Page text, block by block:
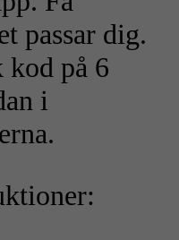
passar dig.
på 6
i